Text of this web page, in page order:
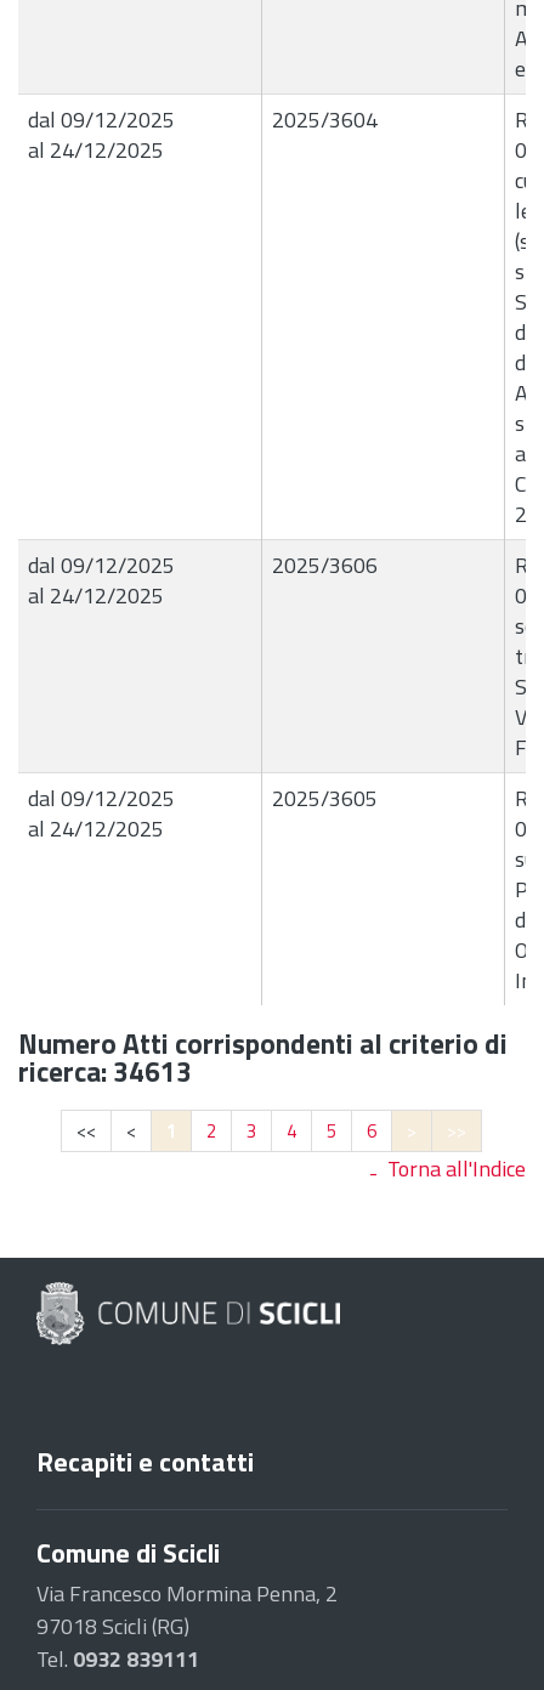
e
dal 09/12/2025
al 24/12/2025
2025/3604
di
dal 09/12/2025
al 24/12/2025
2025/3606
dal 09/12/2025
al 24/12/2025
2025/3605
Numero Atti corrispondenti al criterio di
ricerca: 34613
<< < 1 2 3 4 5 6 > >>
Torna all'Indice
Recapiti e contatti
Comune di Scicli
Via Francesco Mormina Penna, 2
97018 Scicli (RG)
Tel. 0932 839111